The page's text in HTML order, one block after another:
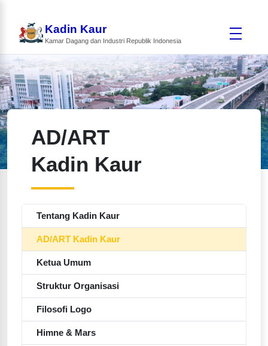
Kadin Kaur
Kamar Dagang dan Industri Republik Indonesia
AD/ART
Kadin Kaur
Tentang Kadin Kaur
AD/ART Kadin Kaur
Ketua Umum
Struktur Organisasi
Filosofi Logo
Himne & Mars